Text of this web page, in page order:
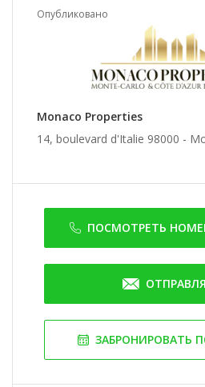
Опубликовано
Monaco Properties
14, boulevard d'Italie 98000 -
ПОСМОТРЕТЬ
ЗАБРОНИРОВАТЬ